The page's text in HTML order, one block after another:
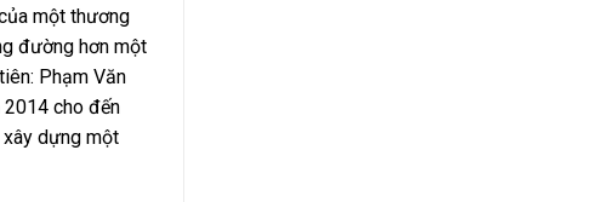
một thương
đường hơn một
Phạm Văn
2014 cho đến
xây dựng một